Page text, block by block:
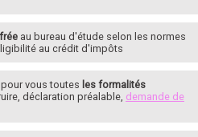
au bureau d'étude selon les normes
au crédit d'impôts
vous toutes les formalités
déclaration préalable, demande de